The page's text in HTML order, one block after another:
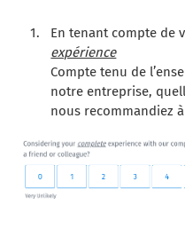
En tenant compte de
expérience
Compte tenu de
notre entreprise,
nous recommandiez